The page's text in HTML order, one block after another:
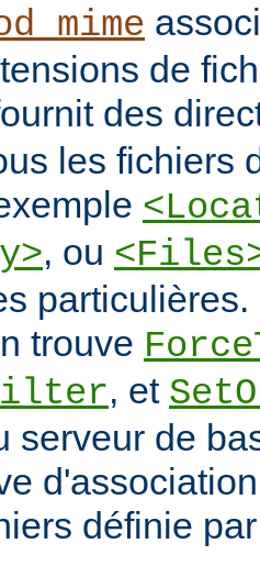
de
des
les fichiers
, ou
trouve
, et
serveur de
définie